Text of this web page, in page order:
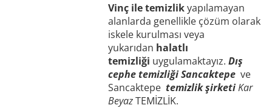
Vinç ile temizlikyapılamayan
alanlarda genellikle çözüm olarak
iskele kurulması veya
yukarıdan halatlı
temizliği uygulamaktayız.Dış
cephe temizliği Sancaktepe ve
Sancaktepe temizlik şirketiKar
BeyazTEMİZLİK.